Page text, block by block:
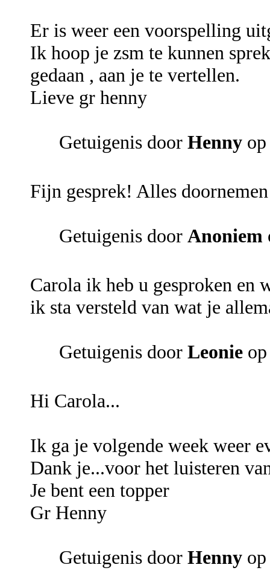
Er is weer een voorspelling
Ik hoop je zsm te kunnen
gedaan , aan je te vertellen.
Lieve gr henny
Getuigenis door Henny
Fijn gesprek! Alles
Getuigenis door Anoniem
Carola ik heb u gesproken en
ik sta versteld van wat je
Getuigenis door Leonie
Hi Carola...
Ik ga je volgende week weer
Dank je...voor het luisteren
Je bent een topper
Gr Henny
Getuigenis door Henny